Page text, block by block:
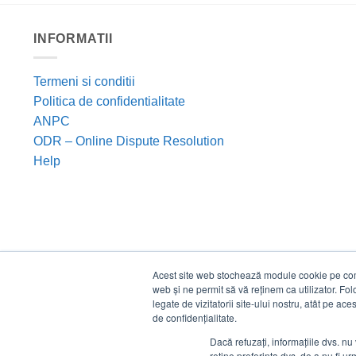
Acest site web stochează module cookie pe
web și ne permit să vă reținem ca utilizator.
legate de vizitatorii site-ului nostru, atât pe
de confidențialitate.
Dacă refuzați, informațiile dvs.
INFORMATII
Termeni si conditii
Politica de confidentialitate
ANPC
ODR – Online Dispute Resolution
Help